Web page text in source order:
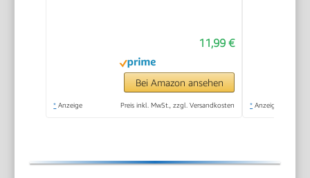
für Flugzeugstuhl,
Auto, Zuhause, Büro,
Schlaf (grau)
11,99 €
Bei Amazon ansehen
* Anzeige Preis inkl. MwSt., zzgl. Versandkosten * Anzeige